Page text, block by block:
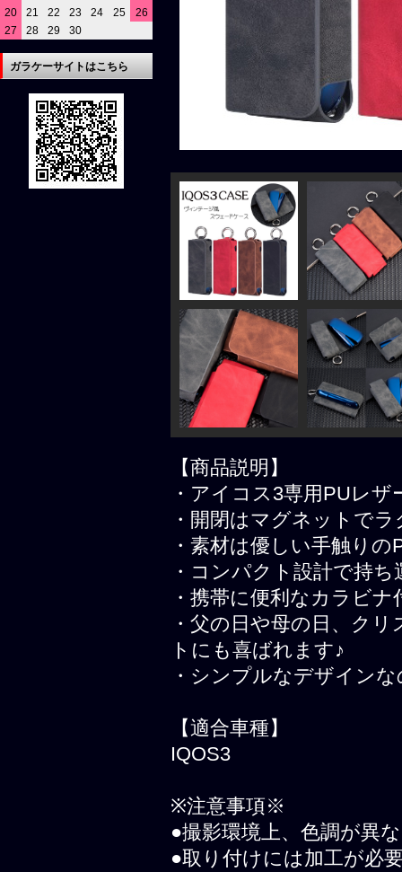
【商品説明】
・アイコス3専用PUレザ
・開閉はマグネットで
・素材は優しい手触り
・コンパクト設計で持
・携帯に便利なカラビナ
・父の日や母の日、ク
トにも喜ばれます♪
・シンプルなデザイン
【適合車種】
IQOS3
※注意事項※
●撮影環境上、色調が異
●取り付けには加工が必
20
21 22 23 24 25
26
27
28 29 30
ガラケーサイトはこちら